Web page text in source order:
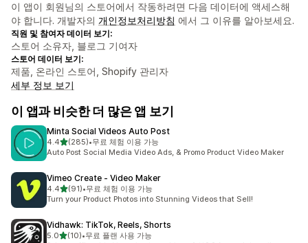
이 앱이 회원님의 스토어에서 작동하려면 다음 데이터에 액세스해
야 합니다. 개발자의 개인정보처리방침 에서 그 이유를 알아보세요.
직원 및 참여자 데이터 보기:
스토어 소유자, 블로그 기여자
스토어 데이터 보기:
제품, 온라인 스토어, Shopify 관리자
세부 정보 보기
이 앱과 비슷한 더 많은 앱 보기
Minta Social Videos Auto Post
4.4별 5개 중
(285)
총 리뷰 285개
•무료 체험 이용 가능
Auto Post Social Media Video Ads, & Promo Product Video Maker
Vimeo Create ‑ Video Maker
4.4별 5개 중
(91)
총 리뷰 91개
•무료 체험 이용 가능
Turn your Product Photos into Stunning Videos that Sell!
Vidhawk: TikTok, Reels, Shorts
5.0별 5개 중
(10)
총 리뷰 10개
•무료 플랜 사용 가능